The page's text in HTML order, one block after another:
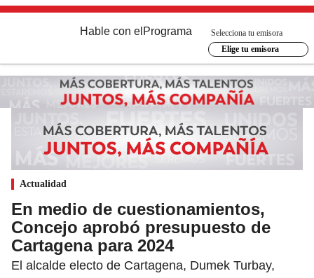
Hable con el Programa
Selecciona tu emisora
Elige tu emisora
Actualidad
En medio de cuestionamientos,
Concejo aprobó presupuesto de
Cartagena para 2024
El alcalde electo de Cartagena, Dumek Turbay,